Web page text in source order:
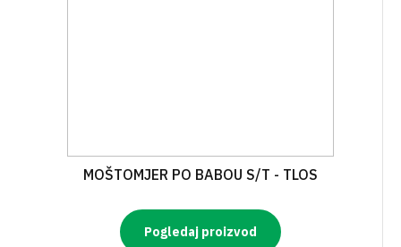
MOŠTOMJER PO BABOU S/T - TLOS
Pogledaj proizvod